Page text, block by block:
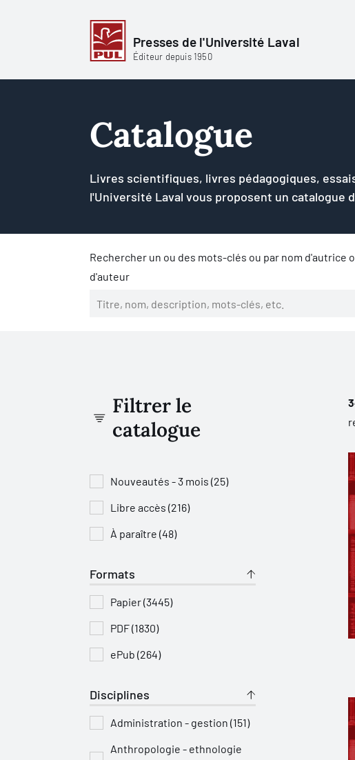
Presses de l'Université Laval
Éditeur depuis 1950
Catalogue
Livres scientifiques, livres pédagogiques,
l'Université Laval vous proposent un catalogue
Rechercher un ou des mots-clés ou par nom d'autrice
d'auteur
Filtrer le
catalogue
Nouveautés - 3 mois (25)
Libre accès (216)
À paraître (48)
Formats
Papier (3445)
PDF (1830)
ePub (264)
Disciplines
Administration - gestion (151)
Anthropologie - ethnologie